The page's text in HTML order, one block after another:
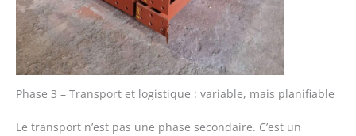
Phase 3 – Transport et logistique : variable, mais planifiable
Le transport n’est pas une phase secondaire. C’est un